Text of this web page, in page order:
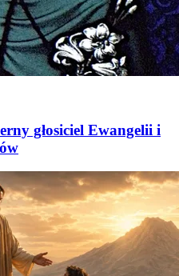
głosiciel Ewangelii i